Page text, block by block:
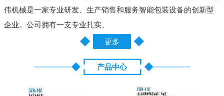
伟机械是一家专业研发、生产销售和服务智能包装设备的创新型
企业。公司拥有一支专业扎实、
更多
产品中心